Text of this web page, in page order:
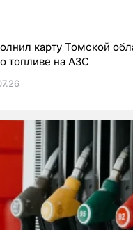
карту Томской
топливе на АЗС